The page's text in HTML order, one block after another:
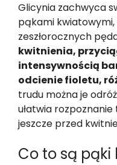
Glicynia zachwyca
pąkami
zeszłorocznych
kwitnienia,
intensywnością
odcienie fioletu,
trudu można je
ułatwia
jeszcze przed
Co to są